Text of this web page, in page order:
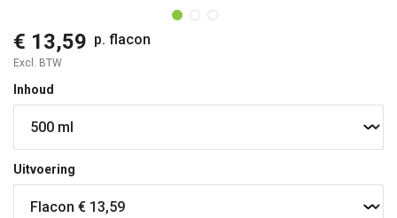
€ 13,59 p. flacon
Excl. BTW
Inhoud
Uitvoering